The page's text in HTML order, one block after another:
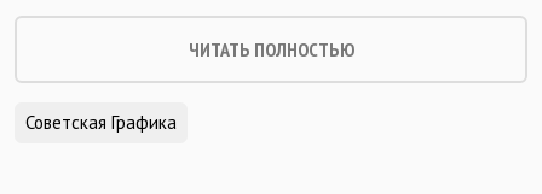
ЧИТАТЬ ПОЛНОСТЬЮ
Советская Графика